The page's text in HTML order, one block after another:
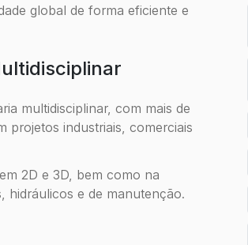
global de forma eficiente e
multidisciplinar, com mais de
projetos industriais, comerciais
2D e 3D, bem como na
hidráulicos e de manutenção.